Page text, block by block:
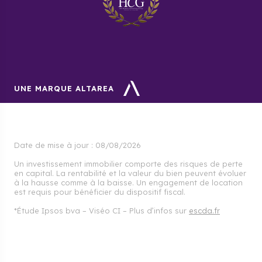
UNE MARQUE ALTAREA
Date de mise à jour : 08/08/2026
Un investissement immobilier comporte des risques de perte
en capital. La rentabilité et la valeur du bien peuvent évoluer
à la hausse comme à la baisse. Un engagement de location
est requis pour bénéficier du dispositif fiscal.
*Étude Ipsos bva – Viséo CI – Plus d’infos sur escda.fr